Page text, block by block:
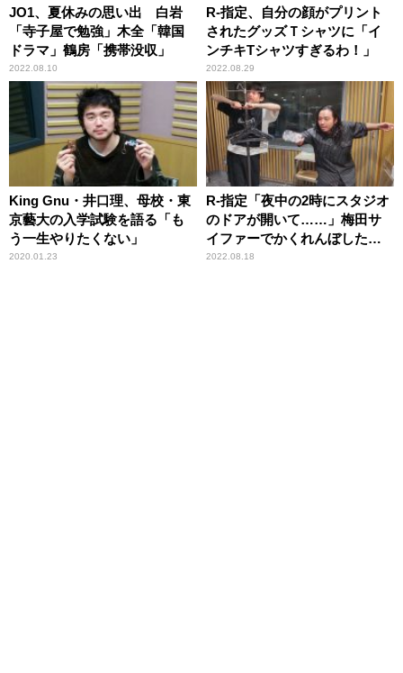
JO1、夏休みの思い出 白岩
「寺子屋で勉強」木全「韓国
ドラマ」鶴房「携帯没収」
2022.08.10
R-指定、自分の顔がプリント
されたグッズＴシャツに「イ
ンチキTシャツすぎるわ！」
2022.08.29
King Gnu・井口理、母校・東
京藝大の入学試験を語る「も
う一生やりたくない」
2020.01.23
R-指定「夜中の2時にスタジオ
のドアが開いて……」梅田サ
イファーでかくれんぼした結
果
2022.08.18